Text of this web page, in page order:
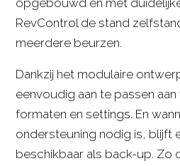
opgebouwd en met
RevControl de stand
meerdere beurzen.
Dankzij het modulaire
eenvoudig aan te passen
formaten en settings. En
ondersteuning nodig is, blijft
beschikbaar als back-up. Zo